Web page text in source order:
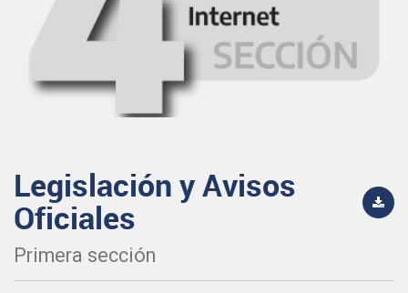
Legislación y Avisos
Oficiales
Primera sección